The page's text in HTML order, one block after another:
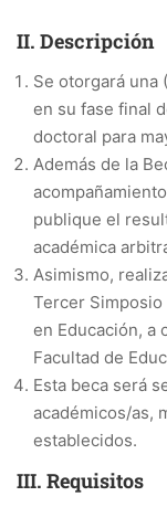
II. Descripción
Se otorgará una
en su fase final
doctoral para
Además de la
publique el
académica
Asimismo,
Tercer
en Educación, a
Facultad de
Esta beca será
académicos/as,
establecidos.
III. Requisitos